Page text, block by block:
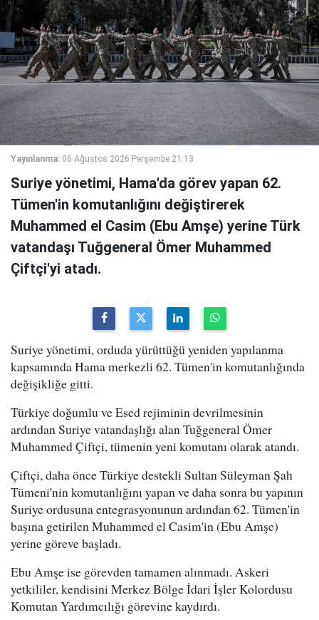
Yayınlanma: 06 Ağustos 2026 Perşembe 21:13
Suriye yönetimi, Hama'da görev yapan 62.
Tümen'in komutanlığını değiştirerek
Muhammed el Casim (Ebu Amşe) yerine Türk
vatandaşı Tuğgeneral Ömer Muhammed
Çiftçi'yi atadı.
Suriye yönetimi, orduda yürüttüğü yeniden yapılanma
kapsamında Hama merkezli 62. Tümen'in komutanlığında
değişikliğe gitti.
Türkiye doğumlu ve Esed rejiminin devrilmesinin
ardından Suriye vatandaşlığı alan Tuğgeneral Ömer
Muhammed Çiftçi, tümenin yeni komutanı olarak atandı.
Çiftçi, daha önce Türkiye destekli Sultan Süleyman Şah
Tümeni'nin komutanlığını yapan ve daha sonra bu yapının
Suriye ordusuna entegrasyonunun ardından 62. Tümen'in
başına getirilen Muhammed el Casim'in (Ebu Amşe)
yerine göreve başladı.
Ebu Amşe ise görevden tamamen alınmadı. Askeri
yetkililer, kendisini Merkez Bölge İdari İşler Kolordusu
Komutan Yardımcılığı görevine kaydırdı.